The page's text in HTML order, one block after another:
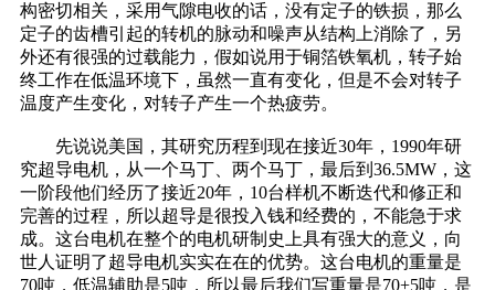
构密切相关，采用气隙电收的话，没有定子的铁损，那么
定子的齿槽引起的转机的脉动和噪声从结构上消除了，另
外还有很强的过载能力，假如说用于铜箔铁氧机，转子始
终工作在低温环境下，虽然一直有变化，但是不会对转子
温度产生变化，对转子产生一个热疲劳。
先说说美国，其研究历程到现在接近30年，1990年研
究超导电机，从一个马丁、两个马丁，最后到36.5MW，这
一阶段他们经历了接近20年，10台样机不断迭代和修正和
完善的过程，所以超导是很投入钱和经费的，不能急于求
成。这台电机在整个的电机研制史上具有强大的意义，向
世人证明了超导电机实实在在的优势。这台电机的重量是
70吨，低温辅助是5吨，所以最后我们写重量是70+5吨，是